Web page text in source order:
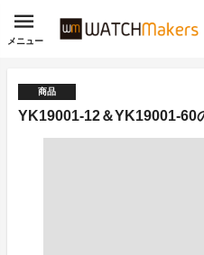
メニュー
商品
YK19001-12＆YK19001-60